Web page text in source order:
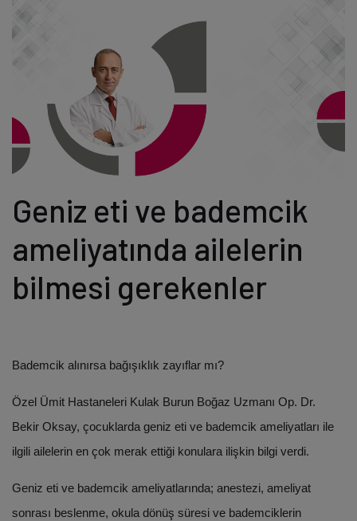
Geniz eti ve bademcik
ameliyatında ailelerin
bilmesi gerekenler
Bademcik alınırsa bağışıklık zayıflar mı?
Özel Ümit Hastaneleri Kulak Burun Boğaz Uzmanı Op. Dr.
Bekir Oksay, çocuklarda geniz eti ve bademcik ameliyatları ile
ilgili ailelerin en çok merak ettiği konulara ilişkin bilgi verdi.
Geniz eti ve bademcik ameliyatlarında; anestezi, ameliyat
sonrası beslenme, okula dönüş süresi ve bademciklerin